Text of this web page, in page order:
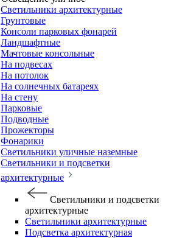
Светильники архитектурные
Грунтовые
Консоли парковых фонарей
Ландшафтные
Мачтовые консольные
На подвесах
На потолок
На солнечных батареях
На стену
Парковые
Подводные
Прожекторы
Фонарики
Светильники уличные наземные
Светильники и подсветки
архитектурные
Светильники и подсветки
архитектурные
Светильники архитектурные
Подсветка архитектурная